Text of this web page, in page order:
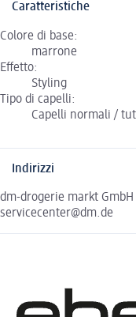
Caratteristiche
Colore di base:
marrone
Effetto:
Styling
Tipo di capelli:
Capelli normali /
Indirizzi
dm-drogerie markt GmbH
servicecenter@dm.de